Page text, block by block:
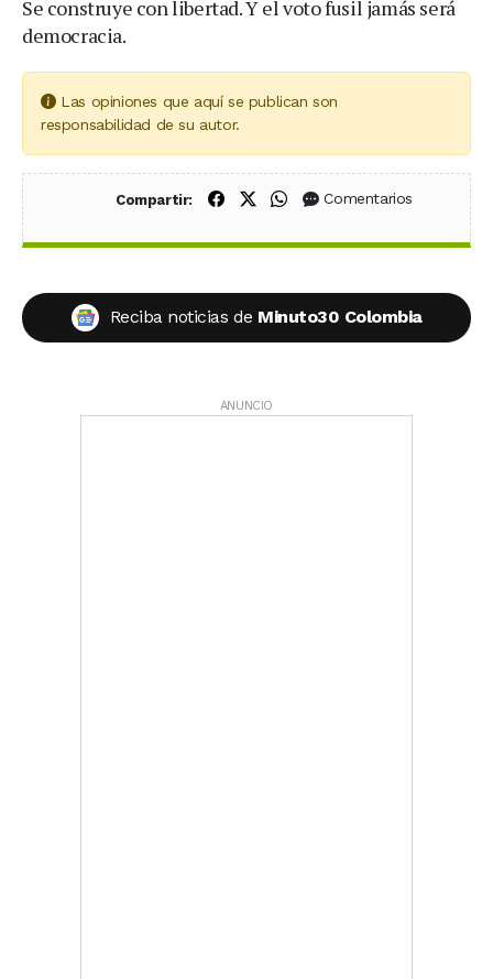
Se construye con libertad. Y el voto fusil jamás será
democracia.
Las opiniones que aquí se publican son
responsabilidad de su autor.
Compartir: Compartir en Facebook
Compartir en X (Twitter)
Compartir en WhatsApp
Comentarios
Reciba noticias de Minuto30 Colombia
ANUNCIO